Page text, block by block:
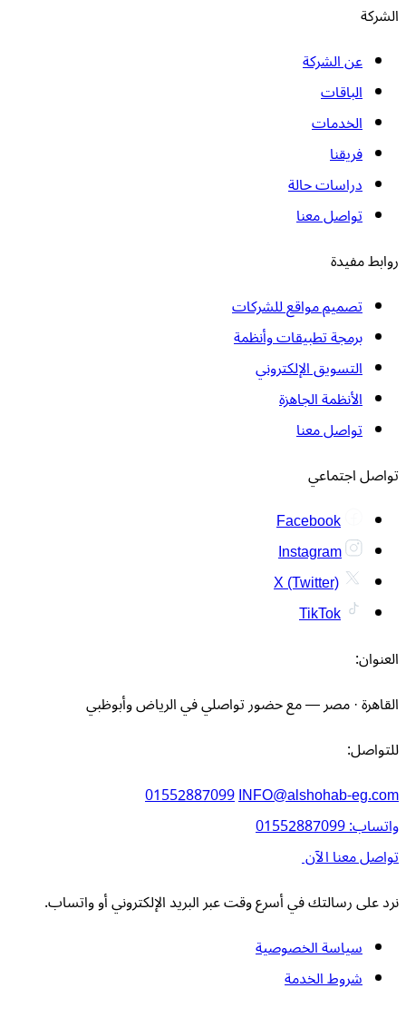
الشركة
عن الشركة
الباقات
الخدمات
فريقنا
دراسات حالة
تواصل معنا
روابط مفيدة
تصميم مواقع للشركات
برمجة تطبيقات وأنظمة
التسويق الإلكتروني
الأنظمة الجاهزة
تواصل معنا
تواصل اجتماعي
Facebook
Instagram
X (Twitter)
TikTok
العنوان:
القاهرة · مصر — مع حضور تواصلي في الرياض وأبوظبي
للتواصل:
INFO@alshohab-eg.com
01552887099
واتساب: 01552887099
تواصل معنا الآن
نرد على رسالتك في أسرع وقت عبر البريد الإلكتروني أو واتساب.
سياسة الخصوصية
شروط الخدمة